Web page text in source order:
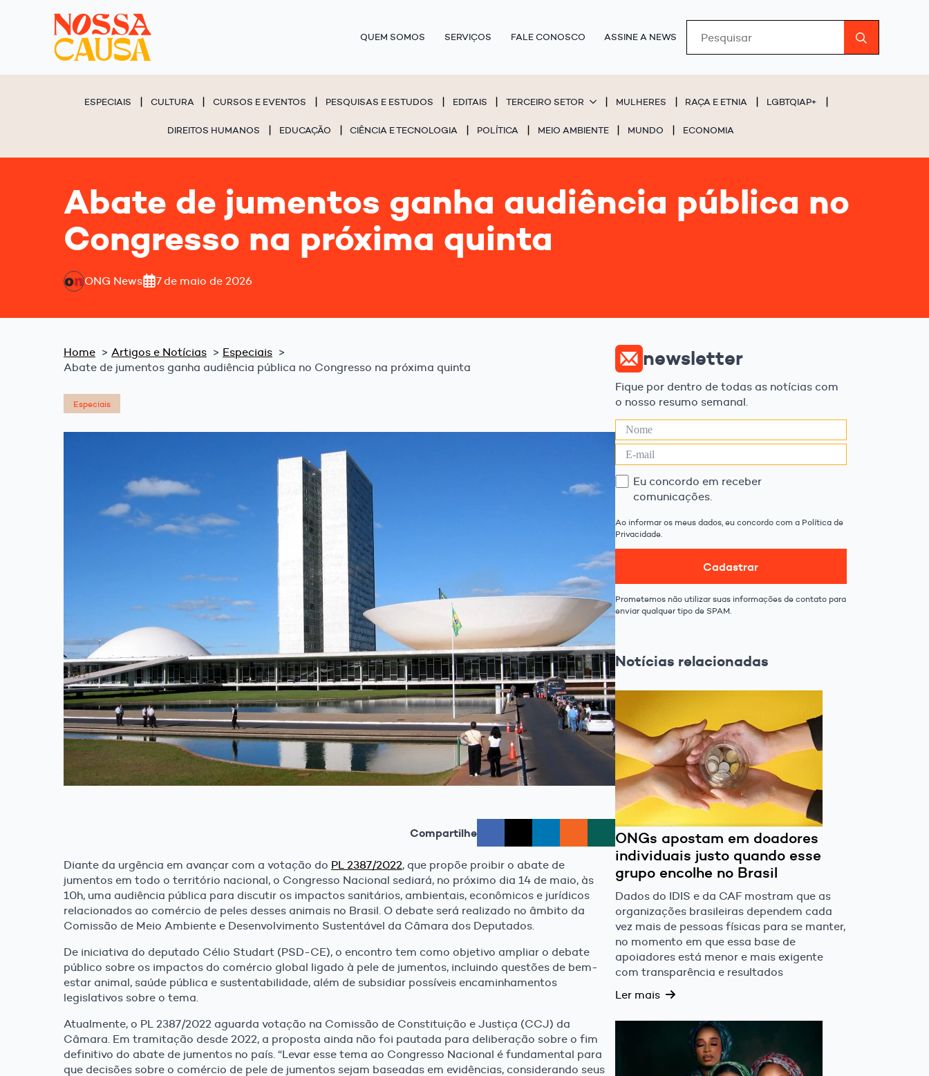
QUEM SOMOS SERVIÇOS FALE CONOSCO ASSINE A NEWS
ESPECIAIS CULTURA CURSOS E EVENTOS PESQUISAS E ESTUDOS EDITAIS TERCEIRO SETOR MULHERES RAÇA E ETNIA LGBTQIAP+
DIREITOS HUMANOS EDUCAÇÃO CIÊNCIA E TECNOLOGIA POLÍTICA MEIO AMBIENTE MUNDO ECONOMIA
Abate de jumentos ganha audiência pública no
Congresso na próxima quinta
ONG News 7 de maio de 2026
Home Artigos e Notícias
Especiais
Abate de jumentos ganha audiência pública no Congresso na próxima quinta
Especiais
Compartilhe
Diante da urgência em avançar com a votação do PL 2387/2022, que propõe proibir o abate de
jumentos em todo o território nacional, o Congresso Nacional sediará, no próximo dia 14 de maio, às
10h, uma audiência pública para discutir os impactos sanitários, ambientais, econômicos e jurídicos
relacionados ao comércio de peles desses animais no Brasil. O debate será realizado no âmbito da
Comissão de Meio Ambiente e Desenvolvimento Sustentável da Câmara dos Deputados.
De iniciativa do deputado Célio Studart (PSD-CE), o encontro tem como objetivo ampliar o debate
público sobre os impactos do comércio global ligado à pele de jumentos, incluindo questões de bem-
estar animal, saúde pública e sustentabilidade, além de subsidiar possíveis encaminhamentos
legislativos sobre o tema.
Atualmente, o PL 2387/2022 aguarda votação na Comissão de Constituição e Justiça (CCJ) da
Câmara. Em tramitação desde 2022, a proposta ainda não foi pautada para deliberação sobre o fim
definitivo do abate de jumentos no país. “Levar esse tema ao Congresso Nacional é fundamental para
que decisões sobre o comércio de pele de jumentos sejam baseadas em evidências, considerando seus
newsletter
Fique por dentro de todas as notícias com
o nosso resumo semanal.
Eu concordo em receber
comunicações.
Ao informar os meus dados, eu concordo com a Política de
Privacidade.
Cadastrar
Prometemos não utilizar suas informações de contato para
enviar qualquer tipo de SPAM.
Notícias relacionadas
ONGs apostam em doadores
individuais justo quando esse
grupo encolhe no Brasil
Dados do IDIS e da CAF mostram que as
organizações brasileiras dependem cada
vez mais de pessoas físicas para se manter,
no momento em que essa base de
apoiadores está menor e mais exigente
com transparência e resultados
Ler mais